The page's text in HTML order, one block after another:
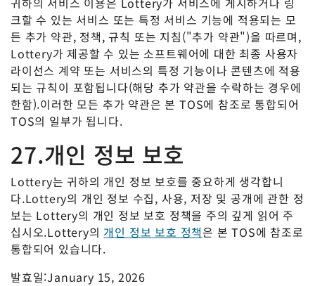
크할 수 있는 서비스 또는 특정 서비스 기능에 적용되는 모
든 추가 약관, 정책, 규칙 또는 지침("추가 약관")을 따르며,
Lottery가 제공할 수 있는 소프트웨어에 대한 최종 사용자
라이선스 계약 또는 서비스의 특정 기능이나 콘텐츠에 적용
되는 규칙이 포함됩니다(해당 추가 약관을 수락하는 경우에
한함).이러한 모든 추가 약관은 본 TOS에 참조로 통합되어
TOS의 일부가 됩니다.
27.개인 정보 보호
Lottery는 귀하의 개인 정보 보호를 중요하게 생각합니
다.Lottery의 개인 정보 수집, 사용, 저장 및 공개에 관한 정
보는 Lottery의 개인 정보 보호 정책을 주의 깊게 읽어 주
십시오.Lottery의 개인 정보 보호 정책은 본 TOS에 참조로
통합되어 있습니다.
발효일:January 15, 2026